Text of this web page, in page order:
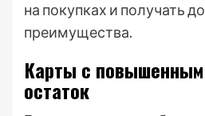
на покупках и получать
преимущества.
Карты с
остаток